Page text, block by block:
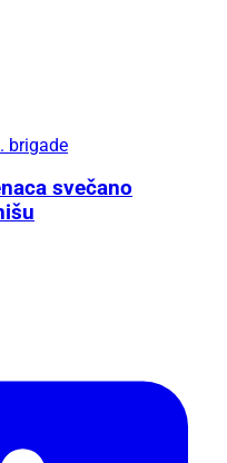
brigade
svečano